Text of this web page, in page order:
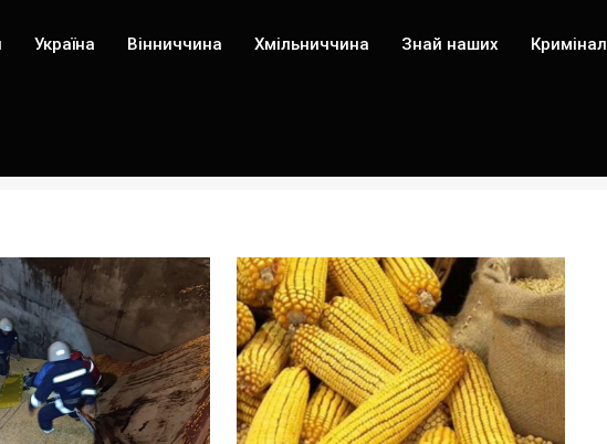
Україна Вінниччина Хмільниччина Знай наших Кримінал